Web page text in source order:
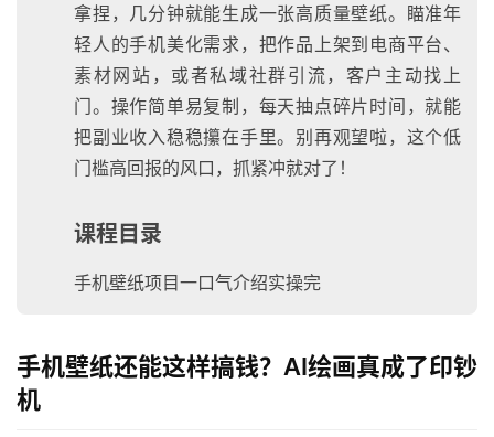
拿捏，几分钟就能生成一张高质量壁纸。瞄准年
轻人的手机美化需求，把作品上架到电商平台、
素材网站，或者私域社群引流，客户主动找上
门。操作简单易复制，每天抽点碎片时间，就能
把副业收入稳稳攥在手里。别再观望啦，这个低
门槛高回报的风口，抓紧冲就对了！
课程目录
手机壁纸项目一口气介绍实操完
手机壁纸还能这样搞钱？AI绘画真成了印钞
机